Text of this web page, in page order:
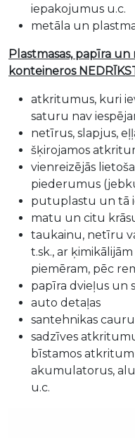
iepakojumus u.c.
metāla un
Plastmasas, papīra
konteineros
atkritumus, kuri
saturu nav
netīrus, slapjus,
šķirojamos
vienreizējās
piederumus
putuplastu un tā
matu un citu
taukainu, netīru
t.sk., ar
piemēram, pēc
papīra dvieļus un
auto detaļas
santehnikas
sadzīves
bīstamos
akumulatorus,
u.c.